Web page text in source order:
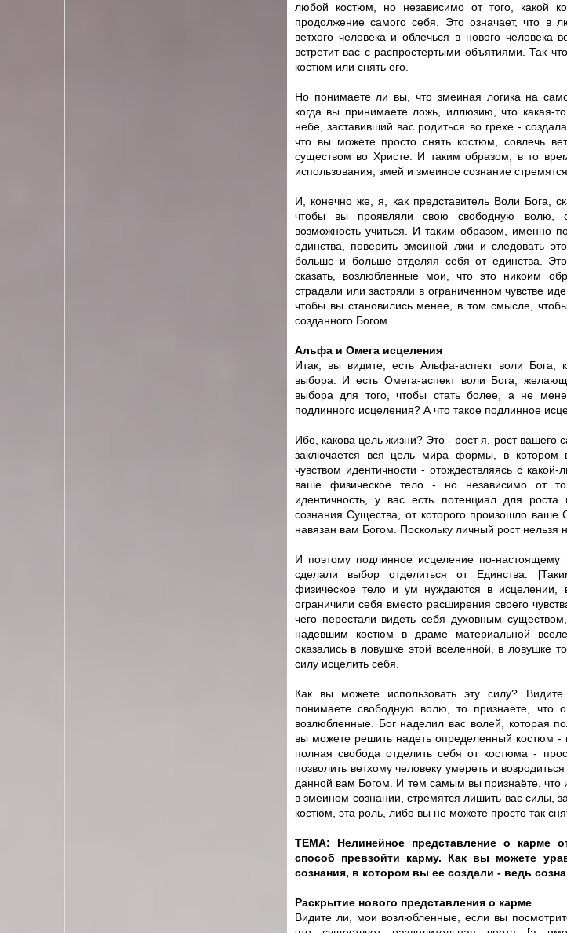
любой костюм, но независимо от того, какой
продолжение самого себя. Это означает, что в
ветхого человека и облечься в нового человека
встретит вас с распростертыми объятиями. Так
костюм или снять его.
Но понимаете ли вы, что змеиная логика на
когда вы принимаете ложь, иллюзию, что какая-
небе, заставивший вас родиться во грехе -
что вы можете просто снять костюм, совлечь
существом во Христе. И таким образом, в то
использования, змей и змеиное сознание стремятся
И, конечно же, я, как представитель Воли Бога,
чтобы вы проявляли свою свободную волю,
возможность учиться. И таким образом, именно
единства, поверить змеиной лжи и следовать
больше и больше отделяя себя от единства.
сказать, возлюбленные мои, что это никоим
страдали или застряли в ограниченном чувстве
чтобы вы становились менее, в том смысле,
созданного Богом.
Альфа и Омега исцеления
Итак, вы видите, есть Альфа-аспект воли Бога,
выбора. И есть Омега-аспект воли Бога,
выбора для того, чтобы стать более, а не
подлинного исцеления? А что такое подлинное
Ибо, какова цель жизни? Это - рост я, рост
заключается вся цель мира формы, в котором
чувством идентичности - отождествляясь с
ваше физическое тело - но независимо от
идентичность, у вас есть потенциал для
сознания Существа, от которого произошло
навязан вам Богом. Поскольку личный рост нельзя
И поэтому подлинное исцеление по-настоящему
сделали выбор отделиться от Единства.
физическое тело и ум нуждаются в
ограничили себя вместо расширения своего
чего перестали видеть себя духовным
надевшим костюм в драме материальной
оказались в ловушке этой вселенной, в ловушке
силу исцелить себя.
Как вы можете использовать эту силу?
понимаете свободную волю, то признаете, что
возлюбленные. Бог наделил вас волей, которая
вы можете решить надеть определенный костюм
полная свобода отделить себя от костюма -
позволить ветхому человеку умереть и
данной вам Богом. И тем самым вы признаёте, что
в змеином сознании, стремятся лишить вас силы,
костюм, эта роль, либо вы не можете просто так
ТЕМА: Нелинейное представление о карме
способ превзойти карму. Как вы можете
сознания, в котором вы ее создали - ведь
Раскрытие нового представления о карме
Видите ли, мои возлюбленные, если вы